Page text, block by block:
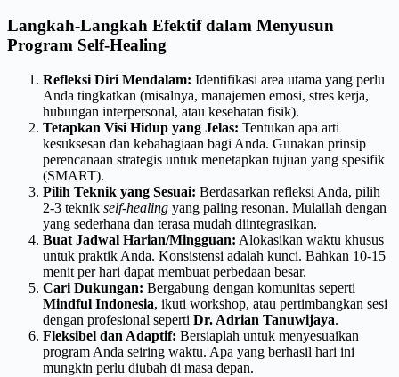
Langkah-Langkah Efektif dalam Menyusun
Program Self-Healing
Refleksi Diri Mendalam: Identifikasi area utama yang perlu
Anda tingkatkan (misalnya, manajemen emosi, stres kerja,
hubungan interpersonal, atau kesehatan fisik).
Tetapkan Visi Hidup yang Jelas: Tentukan apa arti
kesuksesan dan kebahagiaan bagi Anda. Gunakan prinsip
perencanaan strategis untuk menetapkan tujuan yang spesifik
(SMART).
Pilih Teknik yang Sesuai: Berdasarkan refleksi Anda, pilih
2-3 teknik self-healing yang paling resonan. Mulailah dengan
yang sederhana dan terasa mudah diintegrasikan.
Buat Jadwal Harian/Mingguan: Alokasikan waktu khusus
untuk praktik Anda. Konsistensi adalah kunci. Bahkan 10-15
menit per hari dapat membuat perbedaan besar.
Cari Dukungan: Bergabung dengan komunitas seperti
Mindful Indonesia, ikuti workshop, atau pertimbangkan sesi
dengan profesional seperti Dr. Adrian Tanuwijaya.
Fleksibel dan Adaptif: Bersiaplah untuk menyesuaikan
program Anda seiring waktu. Apa yang berhasil hari ini
mungkin perlu diubah di masa depan.